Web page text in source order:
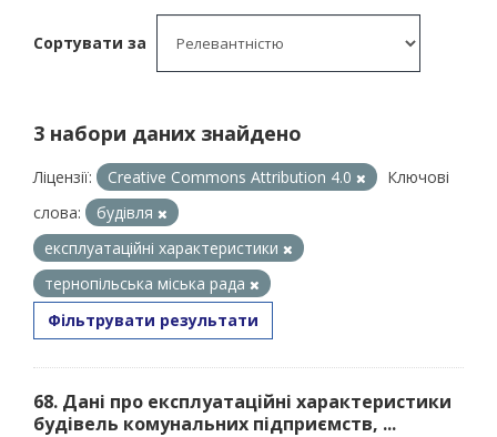
Сортувати за
3 набори даних знайдено
Ліцензії: Creative Commons Attribution 4.0
Ключові
слова:
будівля
експлуатаційні характеристики
тернопільська міська рада
Фільтрувати результати
68. Дані про експлуатаційні характеристики
будівель комунальних підприємств, ...